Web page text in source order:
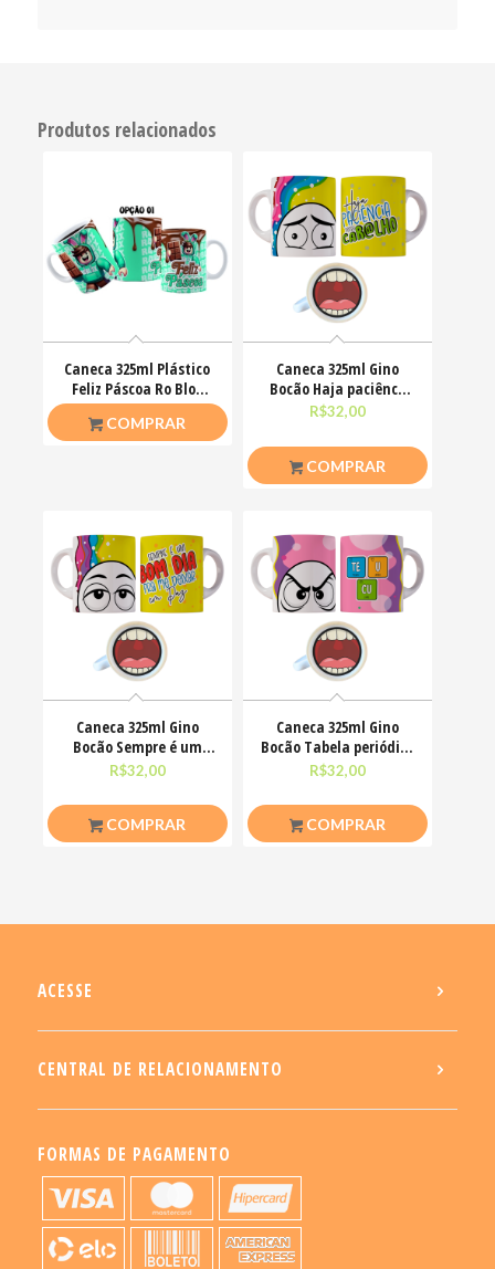
Produtos relacionados
Caneca 325ml Plástico
Feliz Páscoa Ro Blox
Bloquinhos
COMPRAR
Caneca 325ml Gino
Bocão Haja paciênca
nesse caralho Meme
R$32,00
COMPRAR
Caneca 325ml Gino
Bocão Sempre é um
bom dia pra me deixar
R$32,00
COMPRAR
Caneca 325ml Gino
Bocão Tabela periódica
Teu Cu Engraçadas
R$32,00
COMPRAR
ACESSE
CENTRAL DE RELACIONAMENTO
FORMAS DE PAGAMENTO